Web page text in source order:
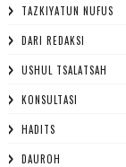
TAZKIYATUN NUFUS
DARI REDAKSI
USHUL TSALATSAH
KONSULTASI
HADITS
DAUROH